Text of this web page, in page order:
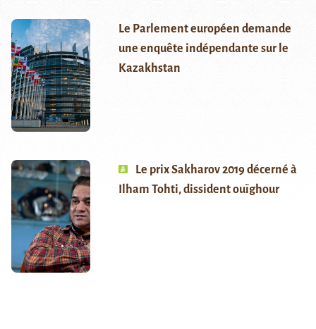
Le Parlement européen demande
une enquête indépendante sur le
Kazakhstan
Le prix Sakharov 2019 décerné à
Ilham Tohti, dissident ouïghour